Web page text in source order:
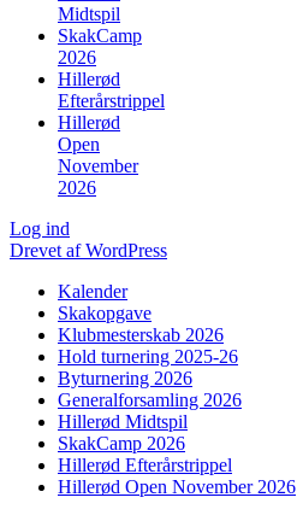
Midtspil
SkakCamp
2026
Hillerød
Efterårstrippel
Hillerød
Open
November
2026
Log ind
Drevet af WordPress
Kalender
Skakopgave
Klubmesterskab 2026
Hold turnering 2025-26
Byturnering 2026
Generalforsamling 2026
Hillerød Midtspil
SkakCamp 2026
Hillerød Efterårstrippel
Hillerød Open November 2026